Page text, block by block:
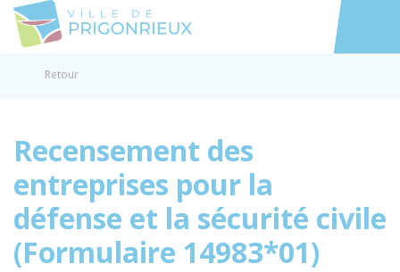
Accéder
Retour
Recensement des
entreprises pour la
défense et la sécurité civile
(Formulaire 14983*01)